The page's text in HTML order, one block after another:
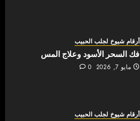
أرقام شيوخ لجلب الحبيب
فك السحر الأسود وعلاج المس
مايو 7, 2026 0
أرقام شيوخ لجلب الحبيب